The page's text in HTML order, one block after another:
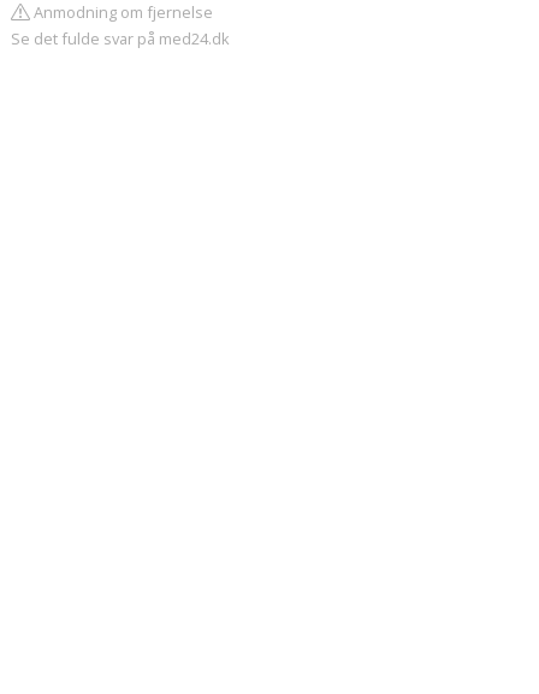
Anmodning om fjernelse
Se det fulde svar på med24.dk